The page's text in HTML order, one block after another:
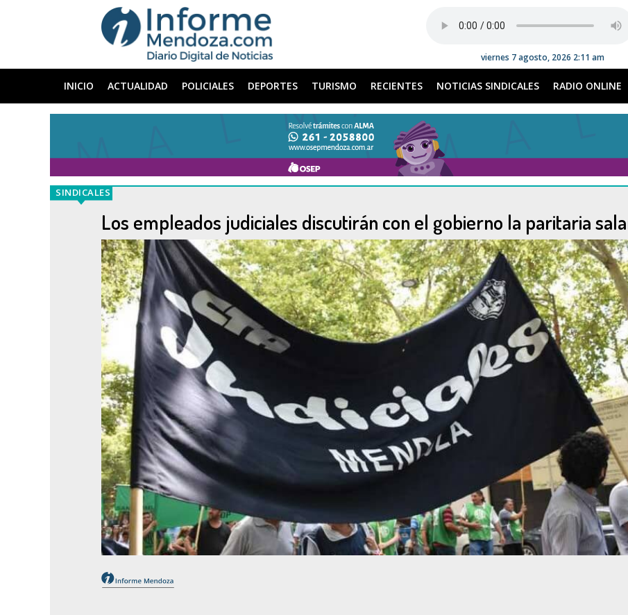
viernes 7 agosto, 2026 2:11 am
INICIO ACTUALIDAD POLICIALES DEPORTES TURISMO RECIENTES NOTICIAS SINDICALES RADIO ONLINE
SINDICALES
Los empleados judiciales discutirán con el gobierno la paritaria